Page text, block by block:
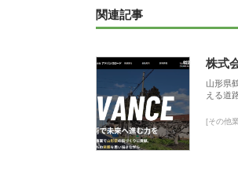
関連記事
株式
山形県
える道
[その他